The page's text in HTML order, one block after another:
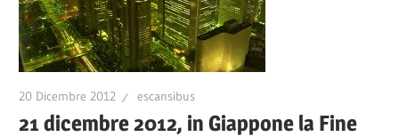
20 Dicembre 2012 escansibus
21 dicembre 2012, in Giappone la Fine